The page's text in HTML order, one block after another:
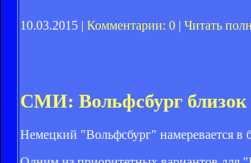
10.03.2015 | Комментарии: 0 | Читать
СМИ: Вольфсбург близок
Немецкий "Вольфсбург" намеревается